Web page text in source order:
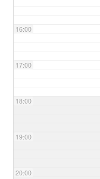
16:00
17:00
18:00
19:00
20:00